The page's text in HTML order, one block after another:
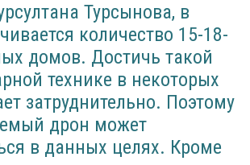
Турсынова, в
количество 15-18-
домов. Достичь такой
технике в некоторых
затруднительно. Поэтому
дрон может
в данных целях. Кроме